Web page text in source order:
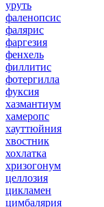
уруть
фаленопсис
фалярис
фаргезия
фенхель
филлитис
фотергилла
фуксия
хазмантиум
хамеропс
хауттюйния
хвостник
хохлатка
хризогонум
целлозия
цикламен
цимбалярия